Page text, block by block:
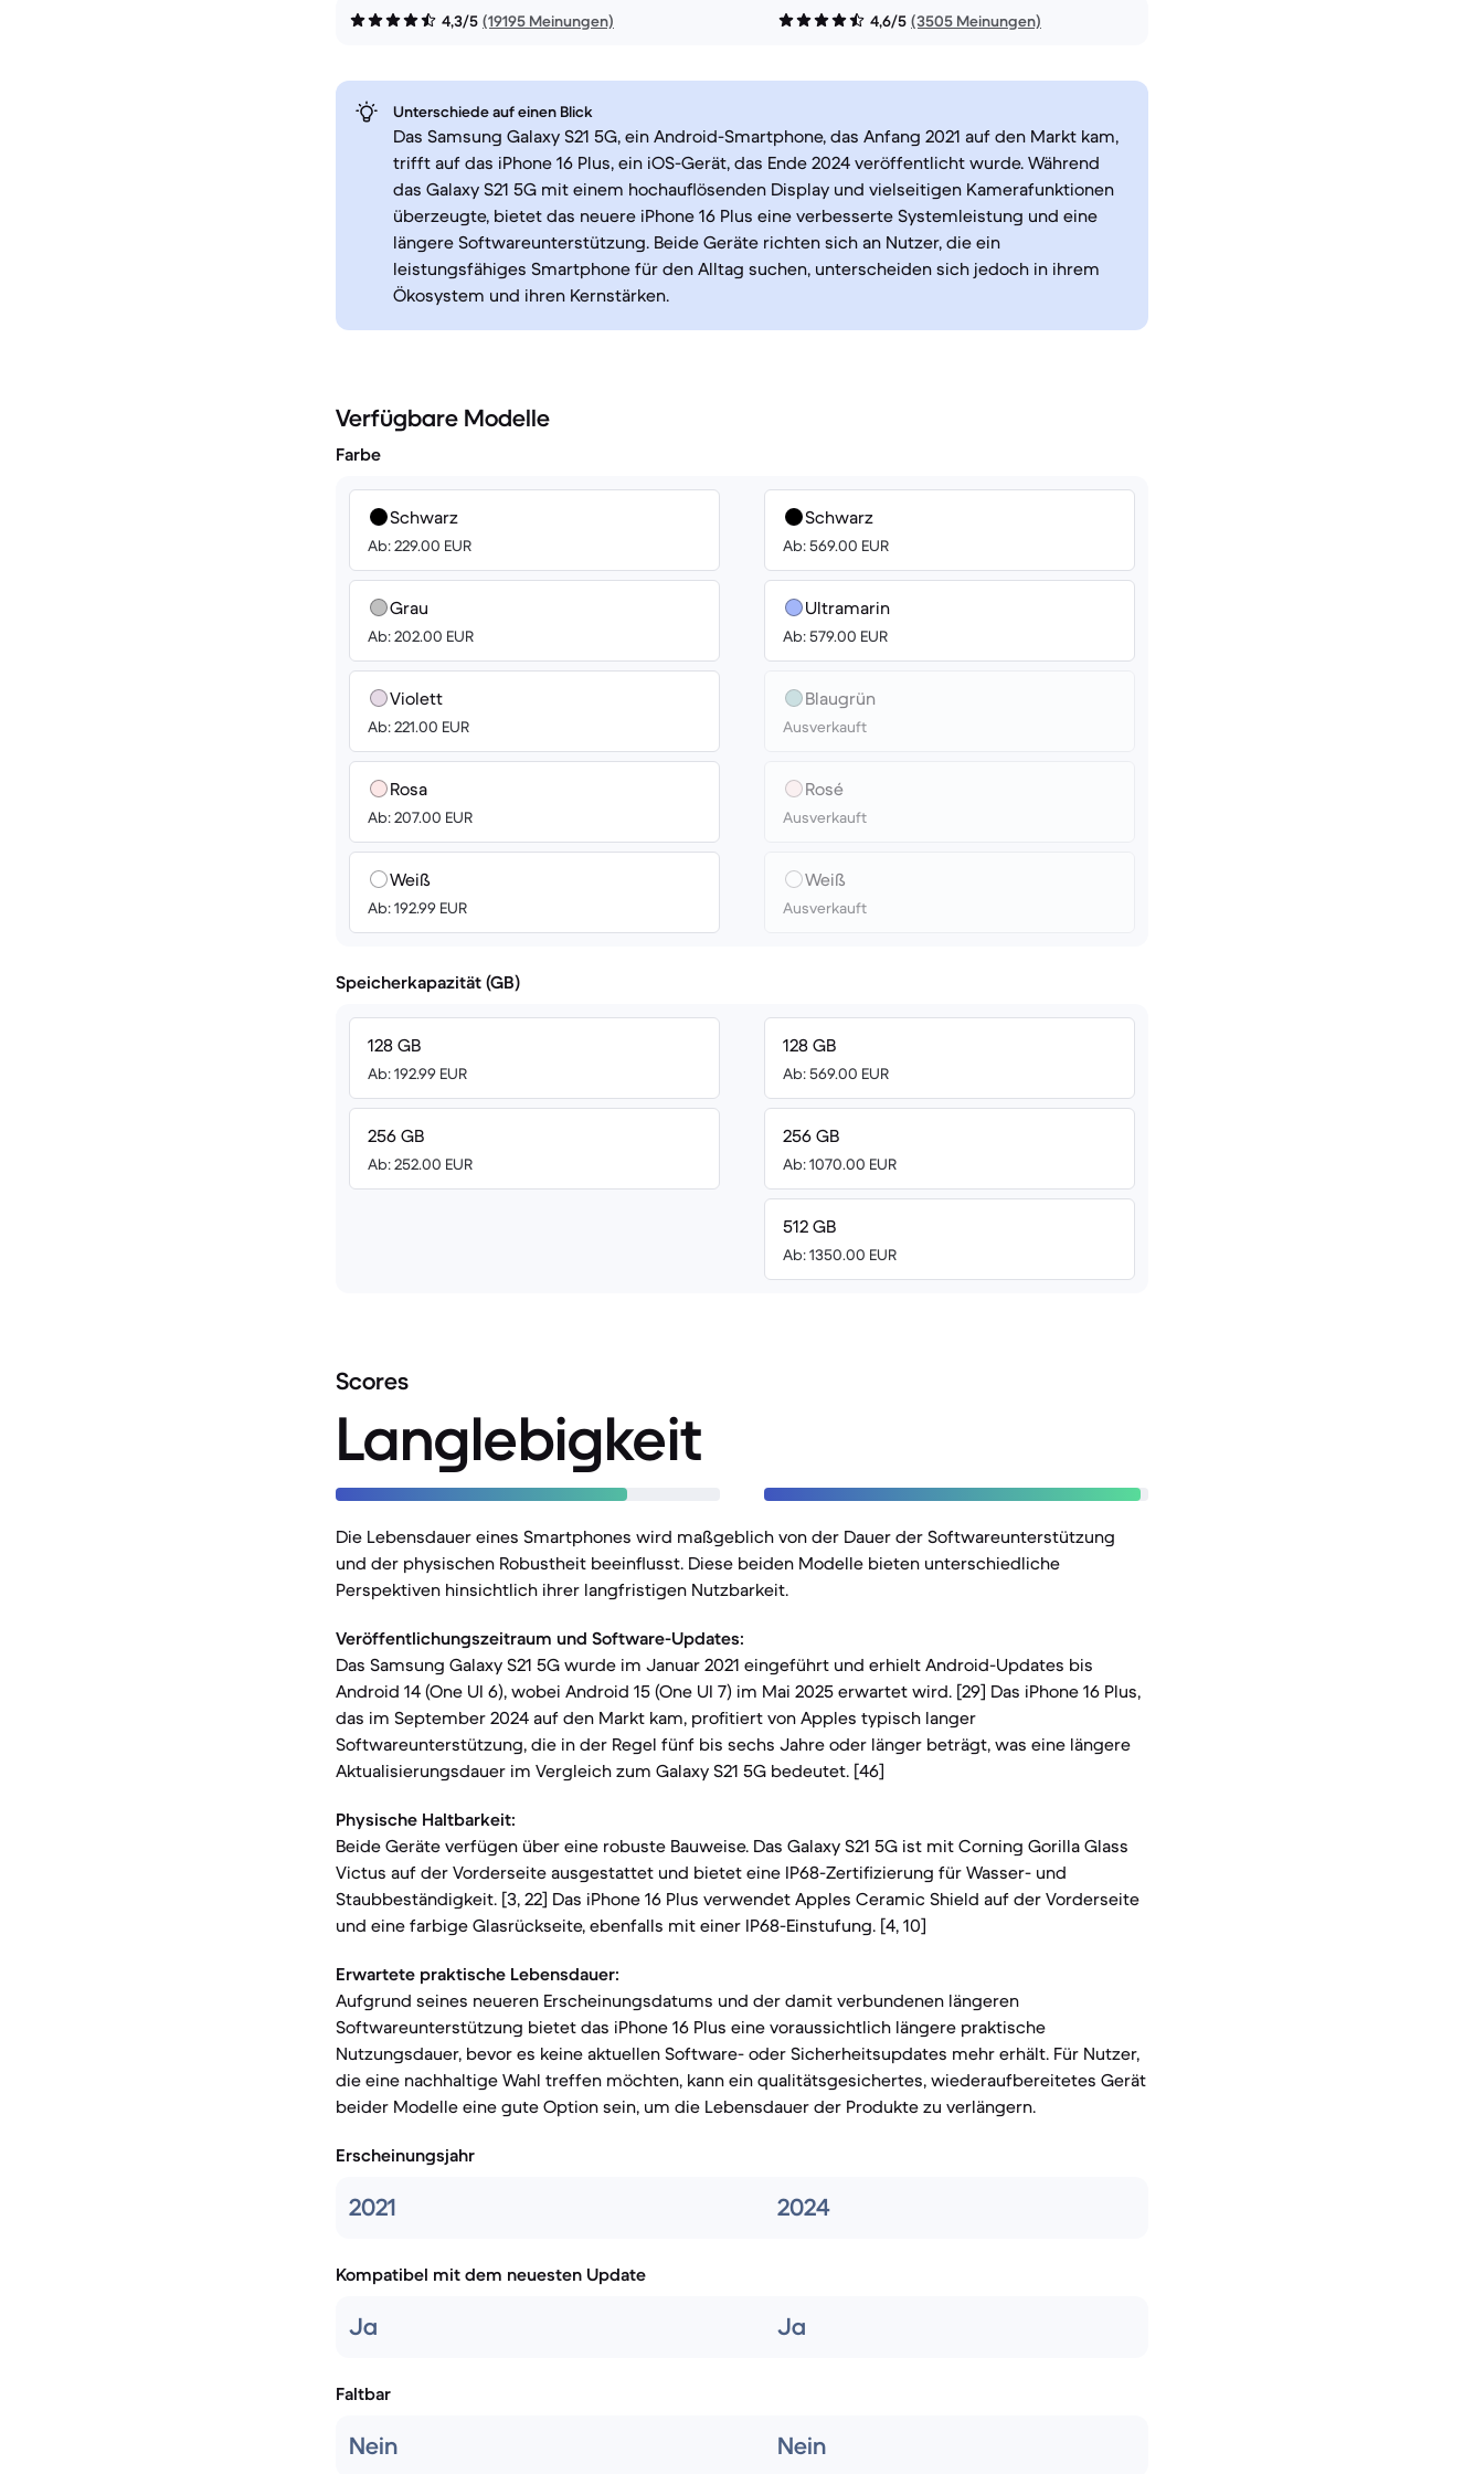
4,3/5 (19195 Meinungen) 4,6/5 (3505 Meinungen)
Unterschiede auf einen Blick
Das Samsung Galaxy S21 5G, ein Android-Smartphone, das Anfang 2021 auf den Markt kam,
trifft auf das iPhone 16 Plus, ein iOS-Gerät, das Ende 2024 veröffentlicht wurde. Während
das Galaxy S21 5G mit einem hochauflösenden Display und vielseitigen Kamerafunktionen
überzeugte, bietet das neuere iPhone 16 Plus eine verbesserte Systemleistung und eine
längere Softwareunterstützung. Beide Geräte richten sich an Nutzer, die ein
leistungsfähiges Smartphone für den Alltag suchen, unterscheiden sich jedoch in ihrem
Ökosystem und ihren Kernstärken.
Verfügbare Modelle
Farbe
Schwarz
Ab: 229.00 EUR
Grau
Ab: 202.00 EUR
Violett
Ab: 221.00 EUR
Rosa
Ab: 207.00 EUR
Weiß
Ab: 192.99 EUR
Schwarz
Ab: 569.00 EUR
Ultramarin
Ab: 579.00 EUR
Blaugrün
Ausverkauft
Rosé
Ausverkauft
Weiß
Ausverkauft
Speicherkapazität (GB)
128 GB
Ab: 192.99 EUR
256 GB
Ab: 252.00 EUR
128 GB
Ab: 569.00 EUR
256 GB
Ab: 1070.00 EUR
512 GB
Ab: 1350.00 EUR
Scores
Langlebigkeit
Die Lebensdauer eines Smartphones wird maßgeblich von der Dauer der Softwareunterstützung
und der physischen Robustheit beeinflusst. Diese beiden Modelle bieten unterschiedliche
Perspektiven hinsichtlich ihrer langfristigen Nutzbarkeit.
Veröffentlichungszeitraum und Software-Updates:
Das Samsung Galaxy S21 5G wurde im Januar 2021 eingeführt und erhielt Android-Updates bis
Android 14 (One UI 6), wobei Android 15 (One UI 7) im Mai 2025 erwartet wird. [29] Das iPhone 16 Plus,
das im September 2024 auf den Markt kam, profitiert von Apples typisch langer
Softwareunterstützung, die in der Regel fünf bis sechs Jahre oder länger beträgt, was eine längere
Aktualisierungsdauer im Vergleich zum Galaxy S21 5G bedeutet. [46]
Physische Haltbarkeit:
Beide Geräte verfügen über eine robuste Bauweise. Das Galaxy S21 5G ist mit Corning Gorilla Glass
Victus auf der Vorderseite ausgestattet und bietet eine IP68-Zertifizierung für Wasser- und
Staubbeständigkeit. [3, 22] Das iPhone 16 Plus verwendet Apples Ceramic Shield auf der Vorderseite
und eine farbige Glasrückseite, ebenfalls mit einer IP68-Einstufung. [4, 10]
Erwartete praktische Lebensdauer:
Aufgrund seines neueren Erscheinungsdatums und der damit verbundenen längeren
Softwareunterstützung bietet das iPhone 16 Plus eine voraussichtlich längere praktische
Nutzungsdauer, bevor es keine aktuellen Software- oder Sicherheitsupdates mehr erhält. Für Nutzer,
die eine nachhaltige Wahl treffen möchten, kann ein qualitätsgesichertes, wiederaufbereitetes Gerät
beider Modelle eine gute Option sein, um die Lebensdauer der Produkte zu verlängern.
Erscheinungsjahr
2021 2024
Kompatibel mit dem neuesten Update
Ja Ja
Faltbar
Nein Nein